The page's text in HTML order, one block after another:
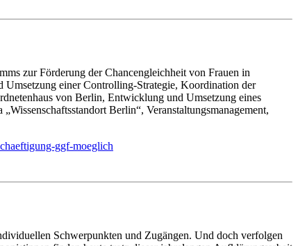
zur Förderung der Chancengleichheit von Frauen in
Umsetzung einer Controlling-Strategie, Koordination der
von Berlin, Entwicklung und Umsetzung eines
Berlin“, Veranstaltungsmanagement,
ggf-moeglich
Schwerpunkten und Zugängen. Und doch verfolgen